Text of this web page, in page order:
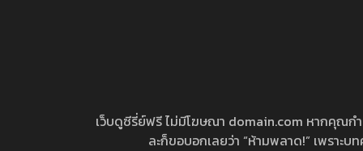
เว็บดูซีรี่ย์ฟรี ไม่มีโฆษณา domain.com หากคุณก
ละก็ขอบอกเลยว่า “ห้ามพลาด!” เพราะ